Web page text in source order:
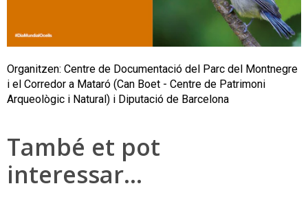
Organitzen: Centre de Documentació del Parc del Montnegre
i el Corredor a Mataró (Can Boet - Centre de Patrimoni
Arqueològic i Natural) i Diputació de Barcelona
També et pot
interessar…